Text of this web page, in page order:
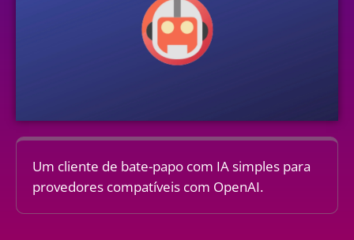
Um cliente de bate-papo com IA simples para
provedores compatíveis com OpenAI.